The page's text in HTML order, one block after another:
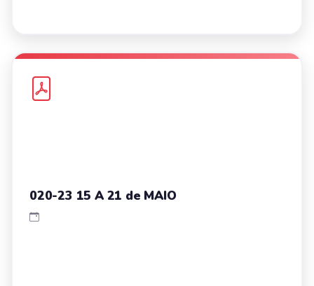
020-23 15 A 21 de MAIO